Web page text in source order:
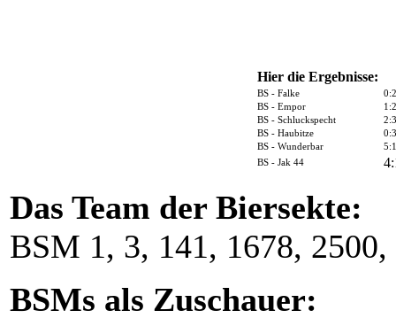
Hier die Ergebnisse:
BS - Falke
0:2
BS - Empor
1:2
BS - Schluckspecht
2:3
BS - Haubitze
0:3
BS - Wunderbar
5:1
BS - Jak 44
Das Team der Biersekte:
BSM 1, 3, 141, 1678, 2500,
BSMs als Zuschauer: